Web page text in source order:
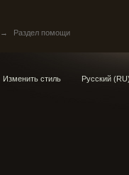
→ Раздел помощи
Изменить стиль Русский